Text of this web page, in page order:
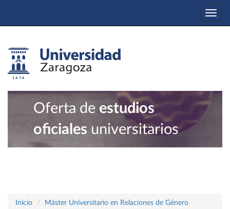
Oferta de estudios
oficiales universitarios
Inicio
Máster Universitario en Relaciones de Género